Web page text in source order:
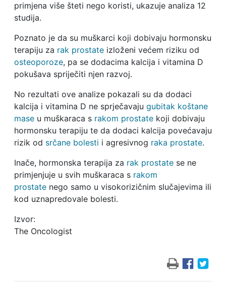
primjena više šteti nego koristi, ukazuje analiza 12
studija.
Poznato je da su muškarci koji dobivaju hormonsku
terapiju za rak prostateizloženi većem riziku od
osteoporoze, pa se dodacima kalcija i vitamina D
pokušava spriječiti njen razvoj.
No rezultati ove analize pokazali su da dodaci
kalcija i vitamina D ne sprječavaju gubitak koštane
maseu muškaraca s rakom prostatekoji dobivaju
hormonsku terapiju te da dodaci kalcija povećavaju
rizik od srčane bolesti i agresivnog raka prostate.
Inače, hormonska terapija za rak prostatese ne
primjenjuje u svih muškaraca s rakom
prostatenego samo u visokorizičnim slučajevima ili
kod uznapredovale bolesti.
Izvor:
The Oncologist